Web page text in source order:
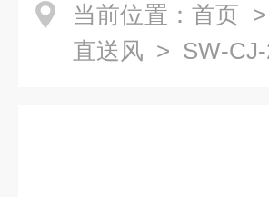
当前位置： 首页 >
直送风 > SW-CJ-